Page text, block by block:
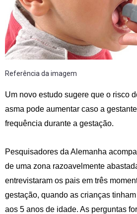
Referência da imagem
Um novo estudo sugere que o risco
asma pode aumentar caso a
frequência durante a gestação.
Pesquisadores da Alemanha
de uma zona razoavelmente
entrevistaram os pais em três
gestação, quando as crianças
aos 5 anos de idade. As perguntas